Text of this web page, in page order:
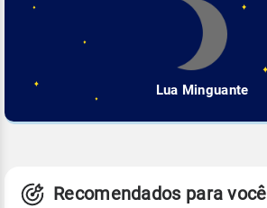
Lua Minguante
Recomendados para você